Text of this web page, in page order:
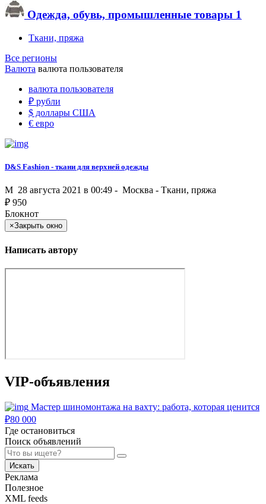
Одежда, обувь, промышленные товары 1
Ткани, пряжа
Все регионы
Валюта валюта пользователя
валюта пользователя
₽ рубли
$ доллары США
€ евро
D&S Fashion - ткани для верхней одежды
M 28 августа 2021 в 00:49 - Москва - Ткани, пряжа
₽ 950
Блокнот
×Закрыть окно
Написать автору
VIP-объявления
Мастер шиномонтажа на вахту: работа, которая ценится
₽80 000
Где остановиться
Поиск объявлений
Искать
Реклама
Полезное
XML feeds